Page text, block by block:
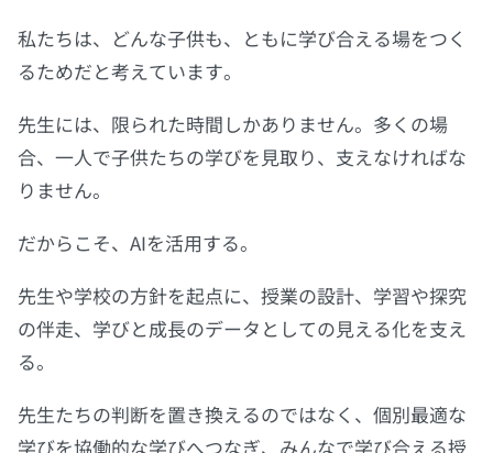
私たちは、どんな子供も、ともに学び合える場をつく
るためだと考えています。
先生には、限られた時間しかありません。多くの場
合、一人で子供たちの学びを見取り、支えなければな
りません。
だからこそ、AIを活用する。
先生や学校の方針を起点に、授業の設計、学習や探究
の伴走、学びと成長のデータとしての見える化を支え
る。
先生たちの判断を置き換えるのではなく、個別最適な
学びを協働的な学びへつなぎ、みんなで学び合える授